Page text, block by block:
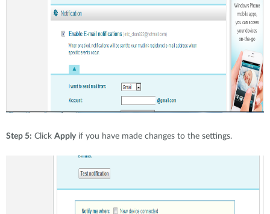
Step 5: Click Apply if you have made changes to the settings.